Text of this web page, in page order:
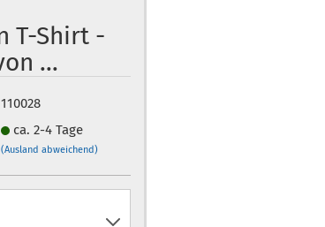
T-Shirt -
...
110028
ca. 2-4 Tage
(Ausland abweichend)